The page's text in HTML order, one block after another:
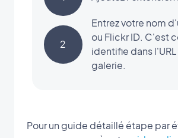
2
Entrez votre nom
ou Flickr ID. C'est
identifie dans
galerie.
Pour un guide détaillé étape par